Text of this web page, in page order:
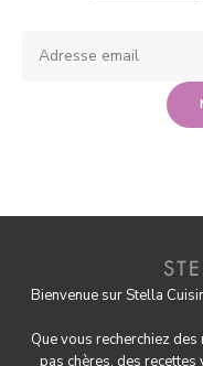
Bienvenue sur Stella
Que vous recherchiez
pas chères, des recettes